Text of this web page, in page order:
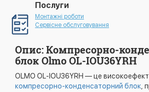
Послуги
Монтажні роботи
Сервісне обслуговування
Опис: Компресорно-
блок Olmo OL-IOU36YRH
OLMO OL-IOU36YRH — це
компресорно-конденсаторний блок ,